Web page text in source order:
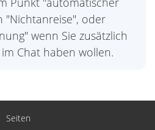
"Nichtanreise", oder
wenn Sie zusätzlich
Chat haben wollen.
Seiten